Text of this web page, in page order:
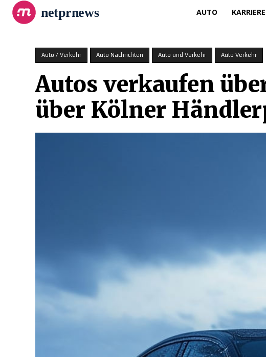
netprnews AUTO KARRIERE
Auto / Verkehr Auto Nachrichten Auto und Verkehr Auto Verkehr
Autos verkaufen
über Kölner